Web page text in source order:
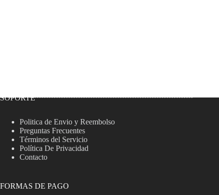
SOPORTE
Politica de Envio y Reembolso
Preguntas Frecuentes
Términos del Servicio
Política De Privacidad
Contacto
FORMAS DE PAGO